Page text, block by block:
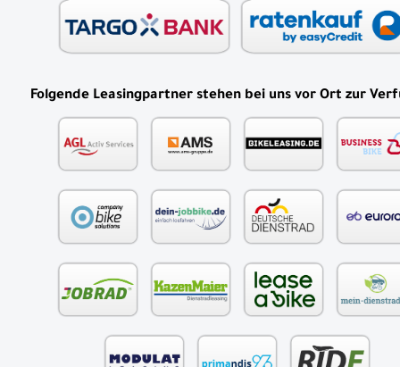
Finanzierungen und Ratenkauf:
Folgende Leasingpartner stehen bei uns vor Ort zur